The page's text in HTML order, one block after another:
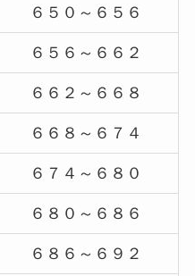
６５０～６５６
６５６～６６２
６６２～６６８
６６８～６７４
６７４～６８０
６８０～６８６
６８６～６９２